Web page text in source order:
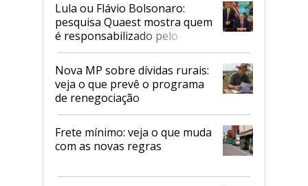
Lula ou Flávio Bolsonaro:
pesquisa Quaest mostra quem
é responsabilizado pelo
tarifaço dos EUA
Nova MP sobre dívidas rurais:
veja o que prevê o programa
de renegociação
Frete mínimo: veja o que muda
com as novas regras